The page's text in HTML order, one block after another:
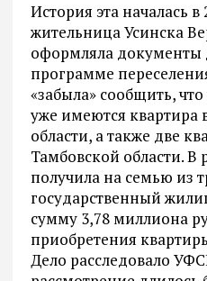
История эта началась в
жительница Усинска
оформляла документы
программе
«забыла» сообщить,
уже имеются квартира
области, а также две
Тамбовской области. В
получила на семью из
государственный
сумму 3,78 миллиона
приобретения
Дело расследовало